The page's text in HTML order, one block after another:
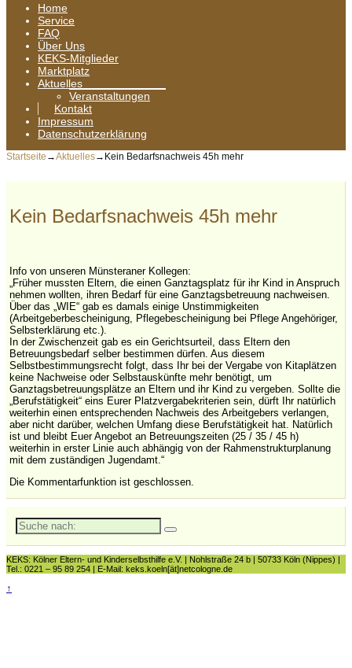
Home
Service
FAQ
Über Uns
KEKS-Mitglieder
Marktplatz
Aktuelles
Veranstaltungen
Kontakt
Impressum
Datenschutzerklärung
Startseite →Aktuelles→ Kein Bedarfsnachweis 45h mehr
Kein Bedarfsnachweis 45h mehr
Info von unseren Münsteraner Kollegen:
„Früher mussten Eltern, die einen Ganztagsplatz für ihr Kind in Anspruch
nehmen wollten, ihren Bedarf für eine Ganztagsbetreuung nachweisen.
Über das „WIE“ gab es damals einige Unstimmigkeiten
(Arbeitgeberbescheinigung, Pflegebescheinigung bei Pflege Angehöriger,
Selbsterklärung etc.).
In der Zwischenzeit gab es ein Gerichtsurteil, dass Eltern den
Betreuungsbedarf selber bestimmen dürfen. Aus diesem
Selbstbestimmungsrecht folgt, dass Ihr bei der Vergabe von Kitaplätzen
keine Nachweise oder Selbstauskünfte mehr benötigt, um
Ganztagsbetreuungsplätze an Eltern und ihr Kind zu vergeben.Sollte die
„Berufstätigkeit“ eins Eurer Platzvergabekriterien sein, dürft Ihr natürlich
weiterhin einen entsprechenden Nachweis des Arbeitgebers verlangen,
aber nicht darüber, welchen Umfang diese Berufstätigkeit hat. Natürlich
ist und bleibt Euer Angebot an Betreuungszeiten (25 / 35 / 45 h)
weiterhin in erster Linie auch abhängig von der Rahmenstrukturplanung
mit dem zuständigen Jugendamt.“
Die Kommentarfunktion ist geschlossen.
Suche
nach:
KEKS: Kölner Eltern- und Kinderselbsthilfe e.V. | Nohlstraße 24 b | 50733 Köln (Nippes) |
Tel.: 0221 – 95 89 254 | E-Mail: keks.koeln[ät]netcologne.de
↑